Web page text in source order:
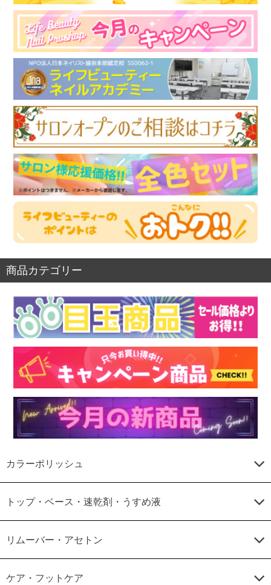
商品カテゴリー
カラーポリッシュ
トップ・ベース・速乾剤・うすめ液
リムーバー・アセトン
ケア・フットケア